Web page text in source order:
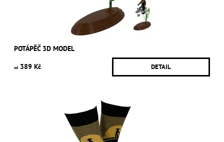
POTÁPĚČ 3D MODEL
od 389 Kč DETAIL